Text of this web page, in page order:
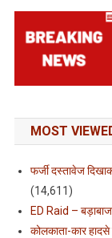
MOST
फर्जी दस्तावेज
(14,611)
ED Raid –
कोलकाता-कार हादसे